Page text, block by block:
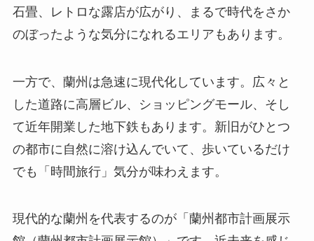
石畳、レトロな露店が広がり、まるで時代をさか
のぼったような気分になれるエリアもあります。
一方で、蘭州は急速に現代化しています。広々と
した道路に高層ビル、ショッピングモール、そし
て近年開業した地下鉄もあります。新旧がひとつ
の都市に自然に溶け込んでいて、歩いているだけ
でも「時間旅行」気分が味わえます。
現代的な蘭州を代表するのが「蘭州都市計画展示